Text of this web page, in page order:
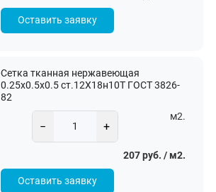
Оставить заявку
Сетка тканная нержавеющая
0.25х0.5х0.5 ст.12Х18н10Т ГОСТ 3826-
82
− +
м2.
207 руб. / м2.
Оставить заявку